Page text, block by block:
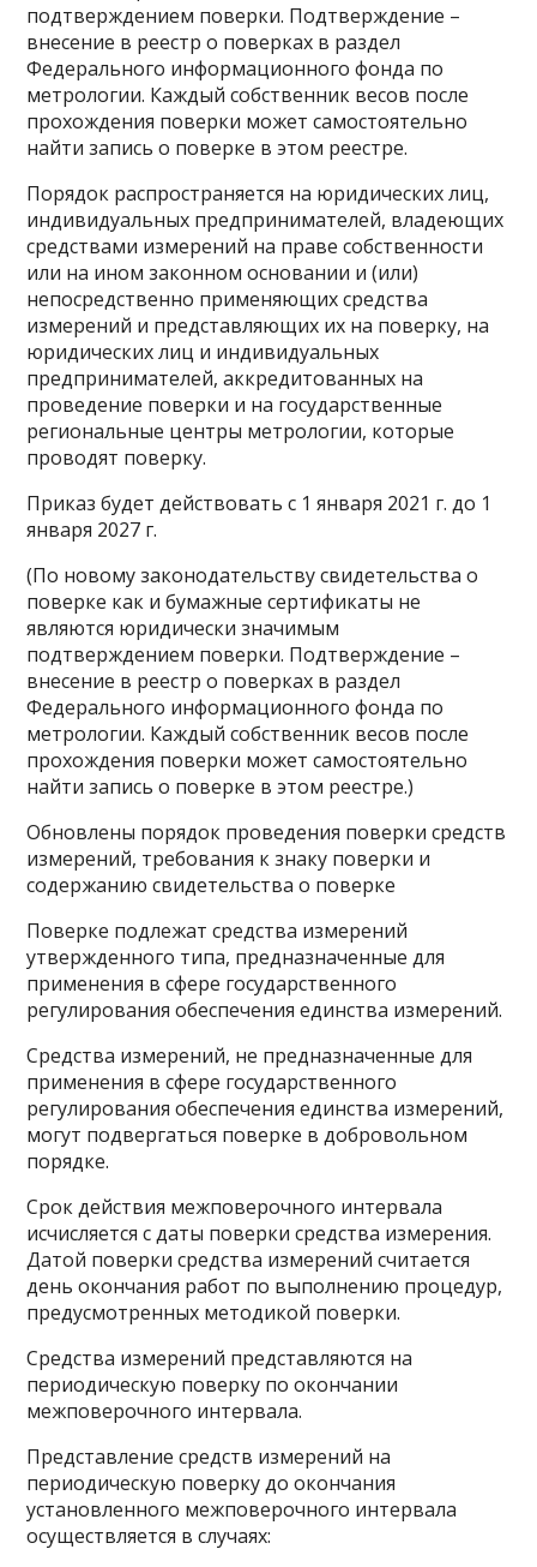
подтверждением поверки. Подтверждение –
внесение в реестр о поверках в раздел
Федерального информационного фонда по
метрологии. Каждый собственник весов после
прохождения поверки может самостоятельно
найти запись о поверке в этом реестре.
Порядок распространяется на юридических лиц,
индивидуальных предпринимателей, владеющих
средствами измерений на праве собственности
или на ином законном основании и (или)
непосредственно применяющих средства
измерений и представляющих их на поверку, на
юридических лиц и индивидуальных
предпринимателей, аккредитованных на
проведение поверки и на государственные
региональные центры метрологии, которые
проводят поверку.
Приказ будет действовать с 1 января 2021 г. до 1
января 2027 г.
(По новому законодательству свидетельства о
поверке как и бумажные сертификаты не
являются юридически значимым
подтверждением поверки. Подтверждение –
внесение в реестр о поверках в раздел
Федерального информационного фонда по
метрологии. Каждый собственник весов после
прохождения поверки может самостоятельно
найти запись о поверке в этом реестре.)
Обновлены порядок проведения поверки средств
измерений, требования к знаку поверки и
содержанию свидетельства о поверке
Поверке подлежат средства измерений
утвержденного типа, предназначенные для
применения в сфере государственного
регулирования обеспечения единства измерений.
Средства измерений, не предназначенные для
применения в сфере государственного
регулирования обеспечения единства измерений,
могут подвергаться поверке в добровольном
порядке.
Срок действия межповерочного интервала
исчисляется с даты поверки средства измерения.
Датой поверки средства измерений считается
день окончания работ по выполнению процедур,
предусмотренных методикой поверки.
Средства измерений представляются на
периодическую поверку по окончании
межповерочного интервала.
Представление средств измерений на
периодическую поверку до окончания
установленного межповерочного интервала
осуществляется в случаях: